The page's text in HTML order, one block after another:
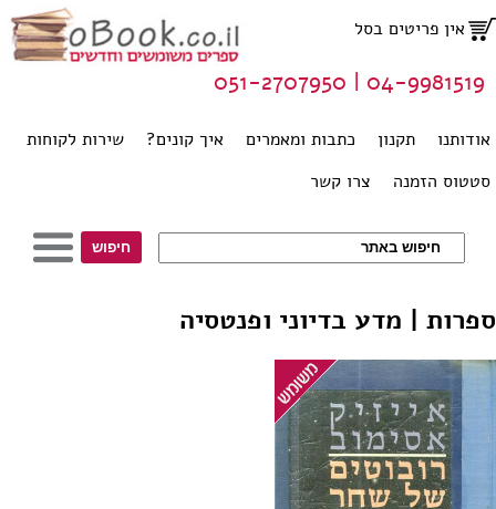
אין פריטים בסל
אודותנו תקנון כתבות ומאמרים איך קונים?
שירות לקוחות
סטטוס הזמנה
צרו קשר
04-9981519 | 051-2707950
ספרות | מדע בדיוני ופנטסיה